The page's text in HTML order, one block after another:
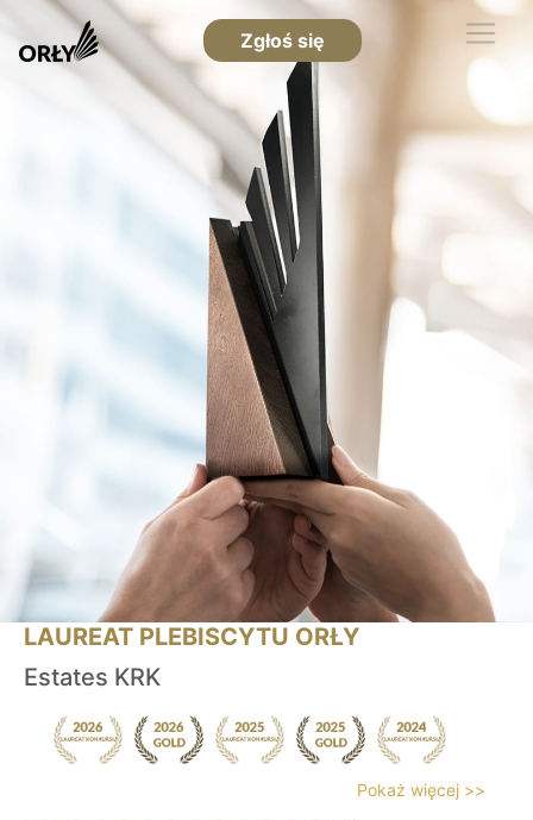
Zgłoś się
LAUREAT PLEBISCYTU ORŁY
Estates KRK
Pokaż więcej >>